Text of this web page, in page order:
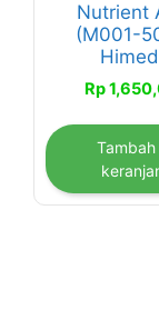
Nutrient
(M001-
Rp